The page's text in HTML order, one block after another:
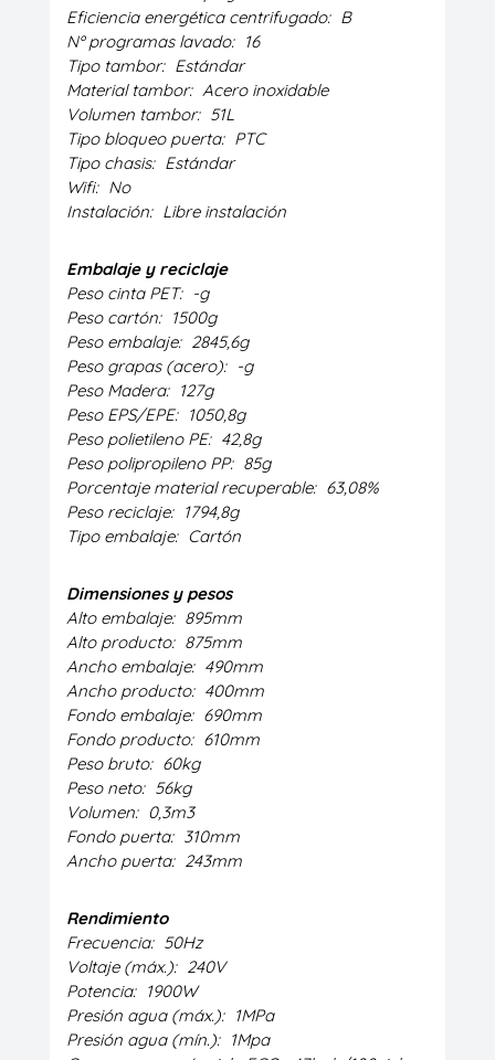
Eficiencia energética centrifugado: B
Nº programas lavado: 16
Tipo tambor: Estándar
Material tambor: Acero inoxidable
Volumen tambor: 51L
Tipo bloqueo puerta: PTC
Tipo chasis: Estándar
Wifi: No
Instalación: Libre instalación
Embalaje y reciclaje
Peso cinta PET: -g
Peso cartón: 1500g
Peso embalaje: 2845,6g
Peso grapas (acero): -g
Peso Madera: 127g
Peso EPS/EPE: 1050,8g
Peso polietileno PE: 42,8g
Peso polipropileno PP: 85g
Porcentaje material recuperable: 63,08%
Peso reciclaje: 1794,8g
Tipo embalaje: Cartón
Dimensiones y pesos
Alto embalaje: 895mm
Alto producto: 875mm
Ancho embalaje: 490mm
Ancho producto: 400mm
Fondo embalaje: 690mm
Fondo producto: 610mm
Peso bruto: 60kg
Peso neto: 56kg
Volumen: 0,3m3
Fondo puerta: 310mm
Ancho puerta: 243mm
Rendimiento
Frecuencia: 50Hz
Voltaje (máx.): 240V
Potencia: 1900W
Presión agua (máx.): 1MPa
Presión agua (mín.): 1Mpa